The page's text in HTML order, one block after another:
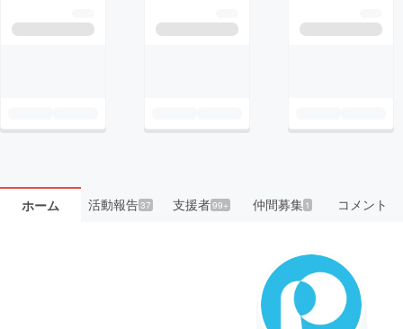
ホーム 活動報告37 支援者99+ 仲間募集 1 コメント